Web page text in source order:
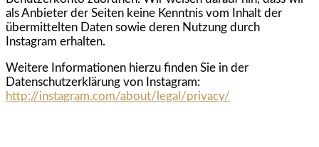
als Anbieter der Seiten keine Kenntnis vom Inhalt der
übermittelten Daten sowie deren Nutzung durch
Instagram erhalten.
Weitere Informationen hierzu finden Sie in der
Datenschutzerklärung von Instagram:
http://instagram.com/about/legal/privacy/